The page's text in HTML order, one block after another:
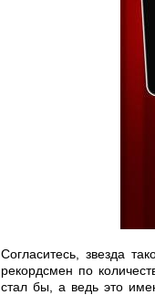
Согласитесь, звезда
рекордсмен по
стал бы, а ведь это